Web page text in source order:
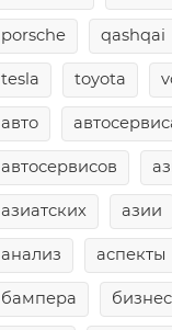
porsche qashqai
tesla toyota
авто
автосервисов
азиатских азии
анализ аспекты
бампера